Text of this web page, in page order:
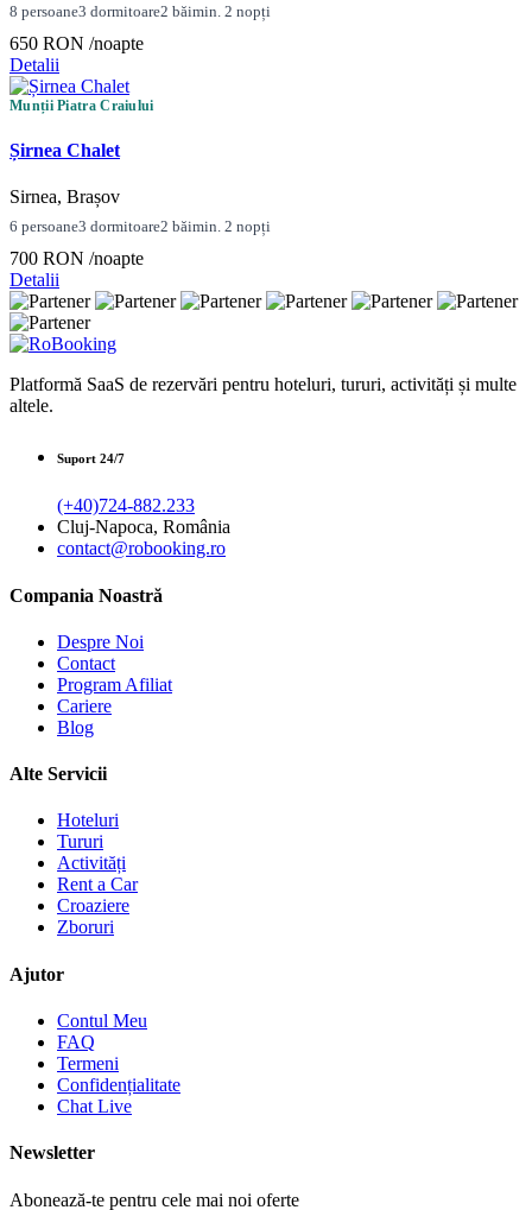
8 persoane3 dormitoare2 băimin. 2 nopți
650 RON /noapte
Detalii
Munții Piatra Craiului
Șirnea Chalet
Sirnea, Brașov
6 persoane3 dormitoare2 băimin. 2 nopți
700 RON /noapte
Detalii
Platformă SaaS de rezervări pentru hoteluri, tururi, activități și multe
altele.
Suport 24/7
(+40)724-882.233
Cluj-Napoca, România
contact@robooking.ro
Compania Noastră
Despre Noi
Contact
Program Afiliat
Cariere
Blog
Alte Servicii
Hoteluri
Tururi
Activități
Rent a Car
Croaziere
Zboruri
Ajutor
Contul Meu
FAQ
Termeni
Confidențialitate
Chat Live
Newsletter
Abonează-te pentru cele mai noi oferte